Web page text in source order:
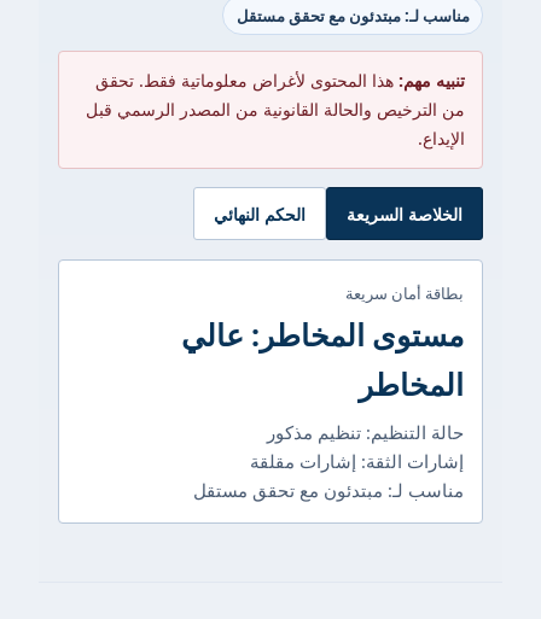
مناسب لـ: مبتدئون مع تحقق مستقل
تنبيه مهم: هذا المحتوى لأغراض معلوماتية فقط. تحقق
من الترخيص والحالة القانونية من المصدر الرسمي قبل
الإيداع.
الخلاصة السريعة الحكم النهائي
بطاقة أمان سريعة
مستوى المخاطر: عالي
المخاطر
حالة التنظيم: تنظيم مذكور
إشارات الثقة: إشارات مقلقة
مناسب لـ: مبتدئون مع تحقق مستقل